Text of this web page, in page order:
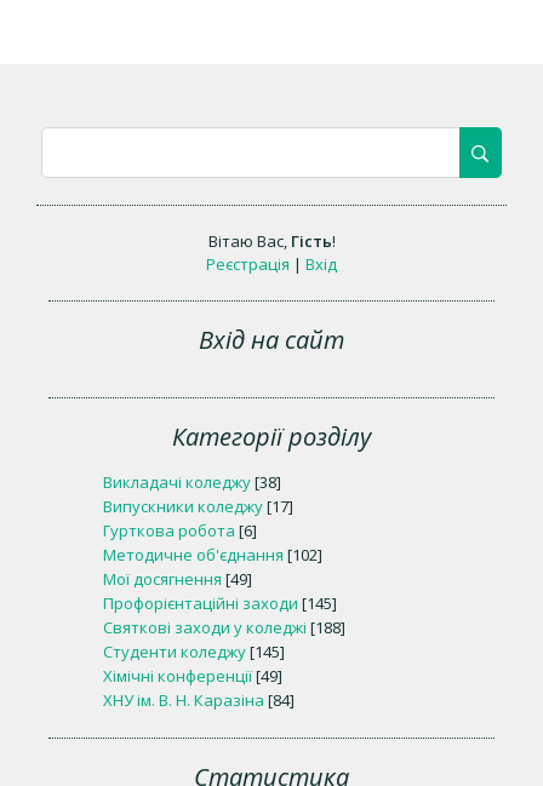
Вітаю Вас, Гість!
Реєстрація | Вхід
Вхід на сайт
Категорії розділу
Викладачі коледжу[38]
Випускники коледжу[17]
Гурткова робота [6]
Методичне об'єднання [102]
Мої досягнення [49]
Профорієнтаційні заходи [145]
Святкові заходи у коледжі [188]
Студенти коледжу[145]
Хімічні конференції[49]
ХНУ ім. В. Н. Каразіна [84]
Статистика